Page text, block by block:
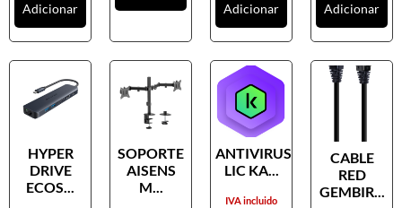
Adicionar Adicionar Adicionar
HYPER
DRIVE
ECOS...
SOPORTE
AISENS
M...
ANTIVIRUS
LIC KA...
IVA incluido
CABLE
RED
GEMBIR...